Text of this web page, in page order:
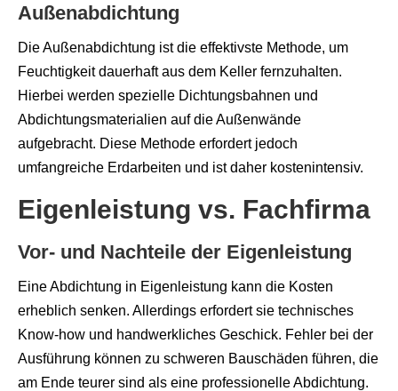
Außenabdichtung
Die Außenabdichtung ist die effektivste Methode, um
Feuchtigkeit dauerhaft aus dem Keller fernzuhalten.
Hierbei werden spezielle Dichtungsbahnen und
Abdichtungsmaterialien auf die Außenwände
aufgebracht. Diese Methode erfordert jedoch
umfangreiche Erdarbeiten und ist daher kostenintensiv.
Eigenleistung vs. Fachfirma
Vor- und Nachteile der Eigenleistung
Eine Abdichtung in Eigenleistung kann die Kosten
erheblich senken. Allerdings erfordert sie technisches
Know-how und handwerkliches Geschick. Fehler bei der
Ausführung können zu schweren Bauschäden führen, die
am Ende teurer sind als eine professionelle Abdichtung.